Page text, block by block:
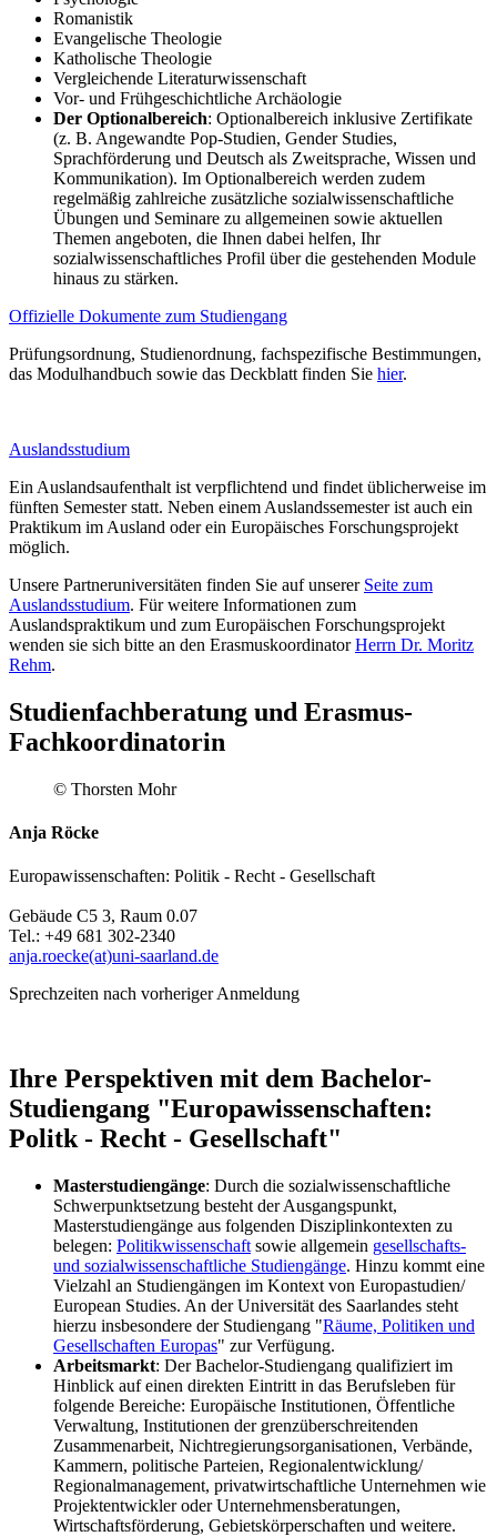
Romanistik
Evangelische Theologie
Katholische Theologie
Vergleichende Literaturwissenschaft
Vor- und Frühgeschichtliche Archäologie
Der Optionalbereich: Optionalbereich inklusive Zertifikate
(z. B. Angewandte Pop-Studien, Gender Studies,
Sprachförderung und Deutsch als Zweitsprache, Wissen und
Kommunikation). Im Optionalbereich werden zudem
regelmäßig zahlreiche zusätzliche sozialwissenschaftliche
Übungen und Seminare zu allgemeinen sowie aktuellen
Themen angeboten, die Ihnen dabei helfen, Ihr
sozialwissenschaftliches Profil über die gestehenden Module
hinaus zu stärken.
Offizielle Dokumente zum Studiengang
Prüfungsordnung, Studienordnung, fachspezifische Bestimmungen,
das Modulhandbuch sowie das Deckblatt finden Sie hier.
Auslandsstudium
Ein Auslandsaufenthalt ist verpflichtend und findet üblicherweise im
fünften Semester statt. Neben einem Auslandssemester ist auch ein
Praktikum im Ausland oder ein Europäisches Forschungsprojekt
möglich.
Unsere Partneruniversitäten finden Sie auf unserer Seite zum
Auslandsstudium. Für weitere Informationen zum
Auslandspraktikum und zum Europäischen Forschungsprojekt
wenden sie sich bitte an den ErasmuskoordinatorHerrn Dr. Moritz
Rehm.
Studienfachberatung und Erasmus-
Fachkoordinatorin
© Thorsten Mohr
Anja Röcke
Europawissenschaften: Politik - Recht - Gesellschaft
Gebäude C5 3, Raum 0.07
Tel.: +49 681 302-2340
anja.roecke(at)uni-saarland.de
Sprechzeiten nach vorheriger Anmeldung
Ihre Perspektiven mit dem Bachelor-
Studiengang "Europawissenschaften:
Politk - Recht - Gesellschaft"
Masterstudiengänge: Durch die sozialwissenschaftliche
Schwerpunktsetzung besteht der Ausgangspunkt,
Masterstudiengänge aus folgenden Disziplinkontexten zu
belegen: Politikwissenschaft sowie allgemein gesellschafts-
und sozialwissenschaftliche Studiengänge. Hinzu kommt eine
Vielzahl an Studiengängen im Kontext von Europastudien/
European Studies. An der Universität des Saarlandes steht
hierzu insbesondere der Studiengang "Räume, Politiken und
Gesellschaften Europas" zur Verfügung.
Arbeitsmarkt: Der Bachelor-Studiengang qualifiziert im
Hinblick auf einen direkten Eintritt in das Berufsleben für
folgende Bereiche: Europäische Institutionen, Öffentliche
Verwaltung, Institutionen der grenzüberschreitenden
Zusammenarbeit, Nicht­regierungsorganisationen, Verbände,
Kammern, politische Parteien, Regionalentwicklung/
Regional­management, privatwirtschaftliche Unternehmen wie
Projektentwickler oder Unternehmensberatungen,
Wirtschaftsförderung, Gebietskörperschaften und weitere.